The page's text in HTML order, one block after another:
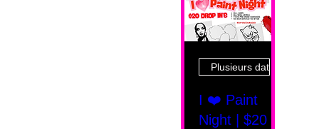
Plusieurs dates
I ❤️ Paint
Night | $20